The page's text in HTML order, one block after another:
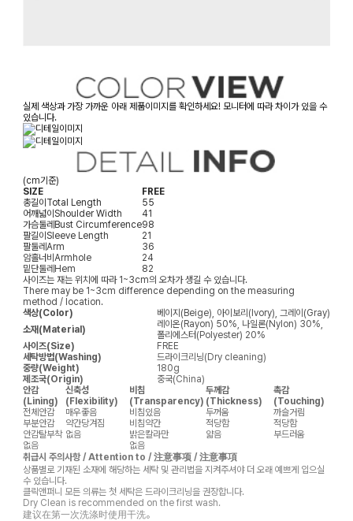
실제 색상과 가장 가까운 아래 제품이미지를 확인하세요! 모니터에 따라 차이가 있을 수
있습니다.
(cm기준)
SIZE
FREE
총길이 Total Length
55
어깨넓이 Shoulder Width
41
가슴둘레 Bust Circumference98
팔길이 Sleeve Length
21
팔둘레 Arm
36
암홀너비 Armhole
24
밑단둘레 Hem
82
사이즈는 재는 위치에 따라 1~3cm의 오차가 생길 수 있습니다.
There may be 1~3cm difference depending on the measuring
method / location.
색상(Color)
베이지(Beige), 아이보리(Ivory), 그레이(Gray)
소재(Material)
레이온(Rayon) 50%, 나일론(Nylon) 30%,
폴리에스터(Polyester) 20%
사이즈(Size)
FREE
세탁방법(Washing)
드라이크리닝(Dry cleaning)
중량(Weight)
180g
제조국(Origin)
중국(China)
안감
(Lining)
신축성
(Flexibility)
비침
(Transparency)
두께감
(Thickness)
촉감
(Touching)
전체안감
매우좋음 비침있음 두꺼움
까슬거림
부분안감
약간당겨짐 비침약간 적당함
적당함
안감탈부착 없음 밝은칼라만 얇음
부드러움
없음
없음
취급시 주의사항 / Attention to / 注意事项 / 注意事項
상품별로 기재된 소재에 해당하는 세탁 및 관리법을 지켜주셔야 더 오래 예쁘게 입으실
수 있습니다.
클릭앤퍼니 모든 의류는 첫 세탁은 드라이크리닝을 권장합니다.
Dry Clean is recommended on the first wash.
建议在第一次洗涤时使用干洗。